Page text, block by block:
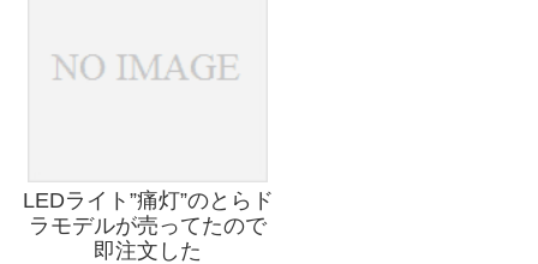
LEDライト”痛灯”のとらド
ラモデルが売ってたので
即注文した